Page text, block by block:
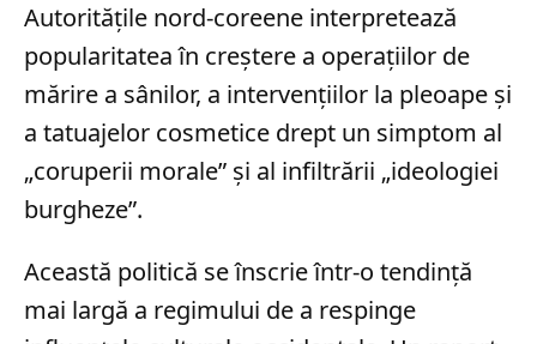
Autoritățile nord-coreene interpretează
popularitatea în creștere a operațiilor de
mărire a sânilor, a intervențiilor la pleoape și
a tatuajelor cosmetice drept un simptom al
„coruperii morale” și al infiltrării „ideologiei
burgheze”.
Această politică se înscrie într-o tendință
mai largă a regimului de a respinge